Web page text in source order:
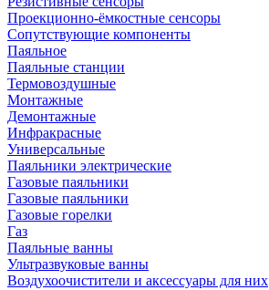
Проекционно-ёмкостные сенсоры
Сопутствующие компоненты
Паяльное
Паяльные станции
Термовоздушные
Монтажные
Демонтажные
Инфракрасные
Универсальные
Паяльники электрические
Газовые паяльники
Газовые паяльники
Газовые горелки
Газ
Паяльные ванны
Ультразвуковые ванны
Воздухоочистители и аксессуары для них